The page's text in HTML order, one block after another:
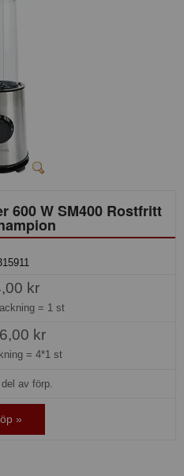
600 W SM400 Rostfritt
kr
= 1 st
kr
= 4*1 st
av förp.
»